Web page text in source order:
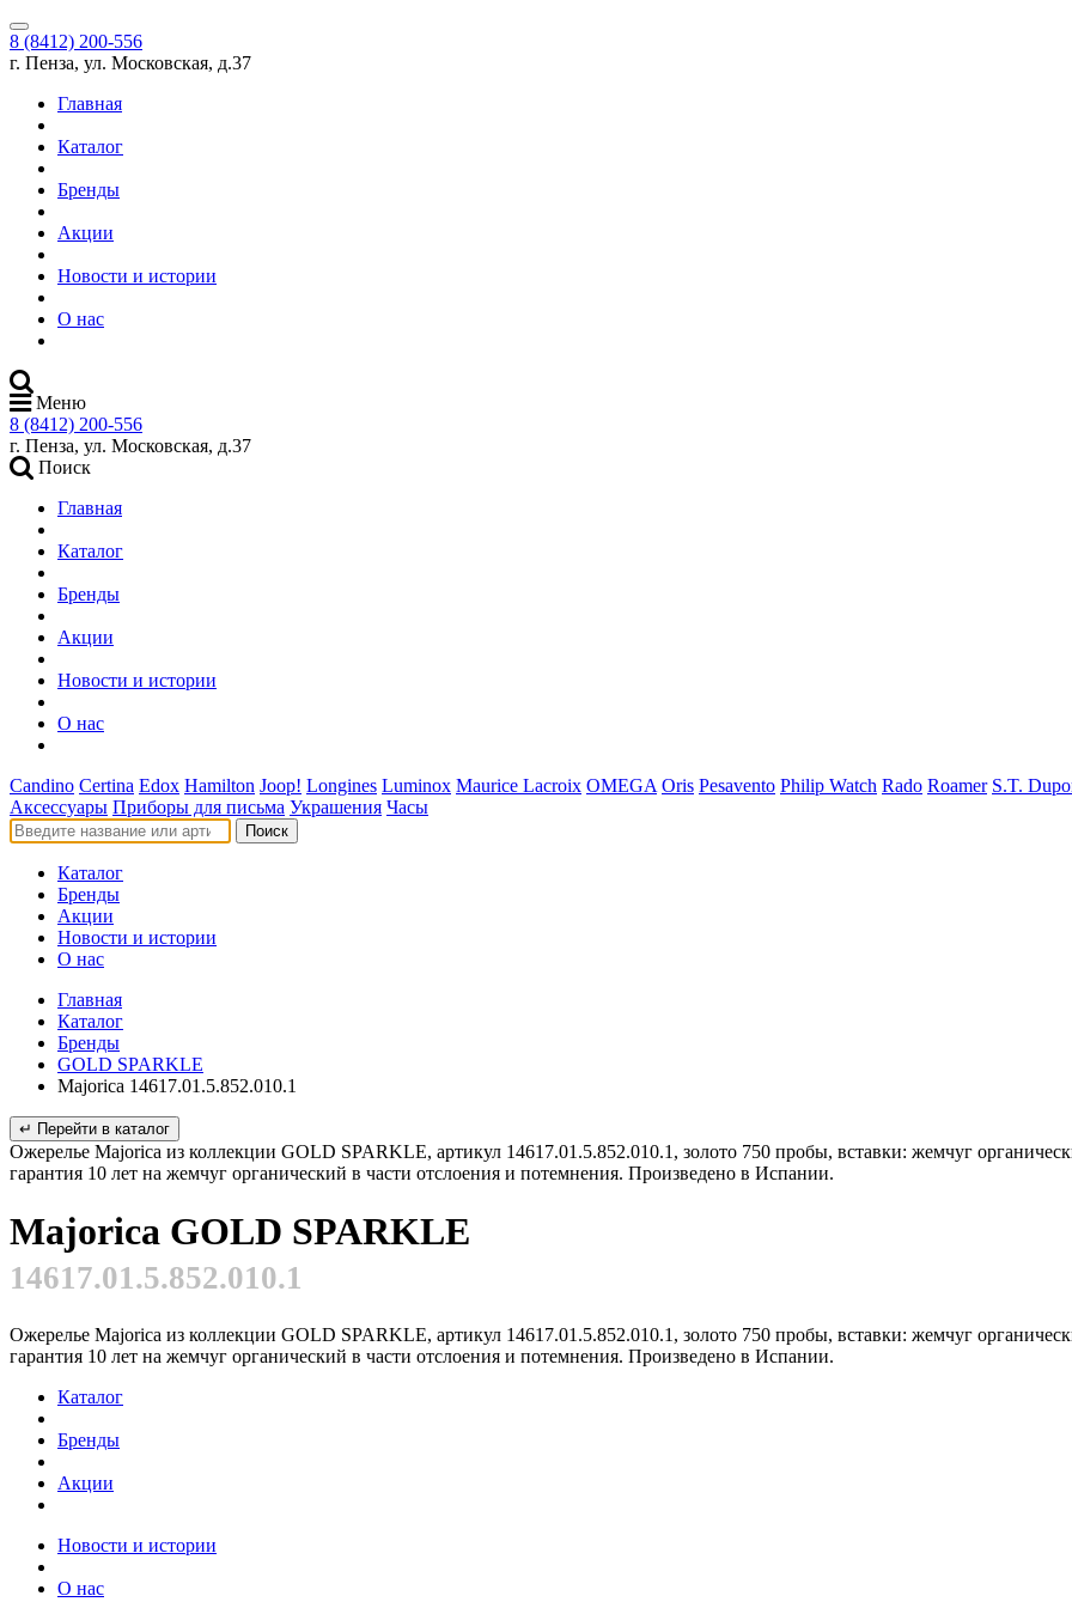
8 (8412) 200-556
г. Пенза, ул. Московская, д.37
Главная
Каталог
Бренды
Акции
Новости и истории
О нас
Меню
8 (8412) 200-556
г. Пенза, ул. Московская, д.37
Поиск
Главная
Каталог
Бренды
Акции
Новости и истории
О нас
Candino Certina Edox Hamilton Joop! Longines Luminox Maurice Lacroix OMEGA Oris Pesavento Philip Watch Rado Roamer S.T.
Аксессуары Приборы для письма Украшения Часы
Поиск
Каталог
Бренды
Акции
Новости и истории
О нас
Главная
Каталог
Бренды
GOLD SPARKLE
Majorica 14617.01.5.852.010.1
↵ Перейти в каталог
Ожерелье Majorica из коллекции GOLD SPARKLE, артикул 14617.01.5.852.010.1, золото 750 пробы, вставки: жемчуг
гарантия 10 лет на жемчуг органический в части отслоения и потемнения. Произведено в Испании.
Majorica GOLD SPARKLE
14617.01.5.852.010.1
Ожерелье Majorica из коллекции GOLD SPARKLE, артикул 14617.01.5.852.010.1, золото 750 пробы, вставки: жемчуг
гарантия 10 лет на жемчуг органический в части отслоения и потемнения. Произведено в Испании.
Каталог
Бренды
Акции
Новости и истории
О нас